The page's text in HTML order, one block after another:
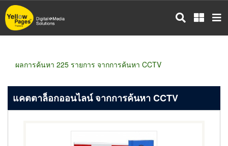
ข้าม
ไป
ผลการค้นหา 225 รายการ จากการค้นหา CCTV
แคตตาล็อกออนไลน์ จากการค้นหา CCTV